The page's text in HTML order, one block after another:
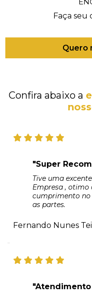
Faça seu
Quero
Confira abaixo a
"Super
Tive uma
Empresa ,
cumprimento no
as partes.
Fernando Nunes